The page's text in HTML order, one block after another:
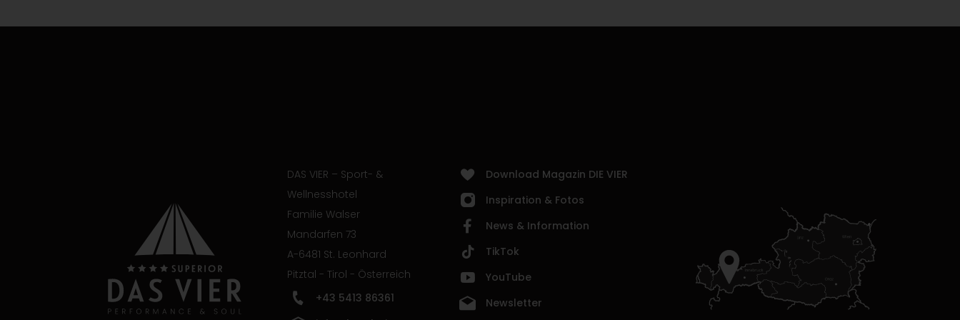
DAS VIER – Sport- &
Wellnesshotel
Familie Walser
Mandarfen 73
A-6481 St. Leonhard
Pitztal - Tirol - Österreich
+43 5413 86361
Download Magazin DIE VIER
Inspiration & Fotos
News & Information
TikTok
YouTube
Newsletter